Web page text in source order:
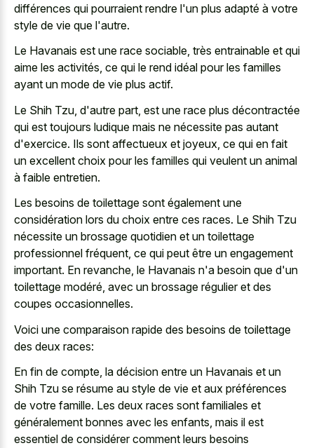
différences qui pourraient rendre l'un plus adapté à votre
style de vie que l'autre.
Le Havanais est une race sociable, très entrainable et qui
aime les activités, ce qui le rend idéal pour les familles
ayant un mode de vie plus actif.
Le Shih Tzu, d'autre part, est une race plus décontractée
qui est toujours ludique mais ne nécessite pas autant
d'exercice. Ils sont affectueux et joyeux, ce qui en fait
un excellent choix pour les familles qui veulent un animal
à faible entretien.
Les besoins de toilettage sont également une
considération lors du choix entre ces races. Le Shih Tzu
nécessite un brossage quotidien et un toilettage
professionnel fréquent, ce qui peut être un engagement
important. En revanche, le Havanais n'a besoin que d'un
toilettage modéré, avec un brossage régulier et des
coupes occasionnelles.
Voici une comparaison rapide des besoins de toilettage
des deux races:
En fin de compte, la décision entre un Havanais et un
Shih Tzu se résume au style de vie et aux préférences
de votre famille. Les deux races sont familiales et
généralement bonnes avec les enfants, mais il est
essentiel de considérer comment leurs besoins